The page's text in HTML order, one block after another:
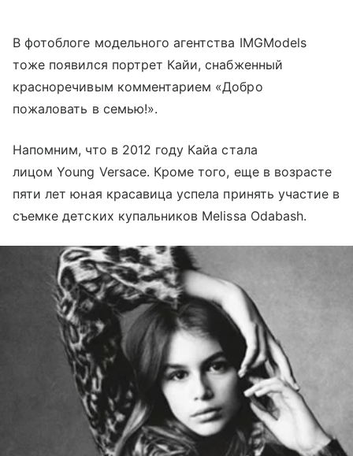
В фотоблоге модельного агентства IMGModels
тоже появился портрет Кайи, снабженный
красноречивым комментарием «Добро
пожаловать в семью!».
Напомним, что в 2012 году Кайа стала
лицом Young Versace. Кроме того, еще в возрасте
пяти лет юная красавица успела принять участие в
съемке детских купальников Melissa Odabash.